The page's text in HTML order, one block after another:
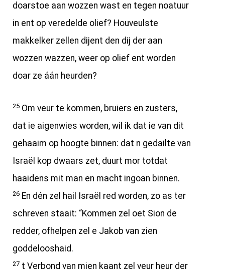
doarstoe aan wozzen wast en tegen noatuur
in ent op veredelde olief? Houveulste
makkelker zellen dijent den dij der aan
wozzen wazzen, weer op olief ent worden
doar ze áán heurden?
25 Om veur te kommen, bruiers en zusters,
dat ie aigenwies worden, wil ik dat ie van dit
gehaaim op hoogte binnen: dat n gedailte van
Israël kop dwaars zet, duurt mor totdat
haaidens mit man en macht ingoan binnen.
26 En dén zel hail Israël red worden, zo as ter
schreven staait: “Kommen zel oet Sion de
redder, ofhelpen zel e Jakob van zien
goddelooshaid.
27 t Verbond van mien kaant zel veur heur der